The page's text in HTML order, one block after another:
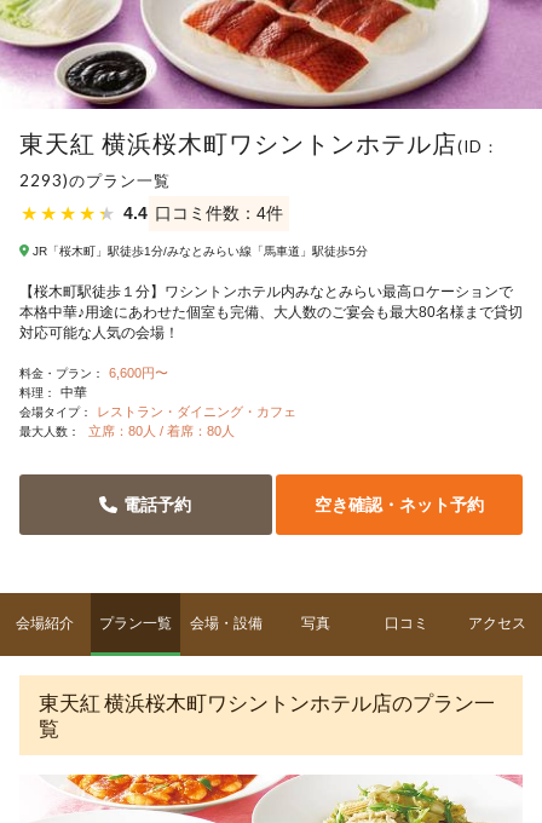
東天紅 横浜桜木町ワシントンホテル店(ID：
2293)のプラン一覧
★ ★ ★ ★ ★ 4.4 口コミ件数：4件
JR「桜木町」駅徒歩1分/みなとみらい線「馬車道」駅徒歩5分
【桜木町駅徒歩１分】ワシントンホテル内みなとみらい最高ロケーションで
本格中華♪用途にあわせた個室も完備、大人数のご宴会も最大80名様まで貸切
対応可能な人気の会場！
料金・プラン： 6,600円〜
料理： 中華
会場タイプ： レストラン・ダイニング・カフェ
最大人数： 立席：80人 / 着席：80人
空き確認・ネット予約
電話予約
会場紹介 プラン一覧 会場・設備 写真 口コミ アクセス
東天紅 横浜桜木町ワシントンホテル店のプラン一
覧